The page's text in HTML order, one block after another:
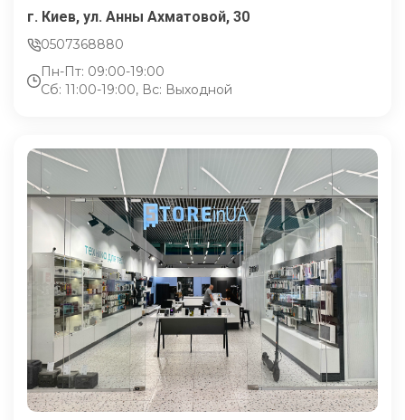
г. Киев, ул. Анны Ахматовой, 30
0507368880
Пн-Пт: 09:00-19:00
Сб: 11:00-19:00, Вс: Выходной